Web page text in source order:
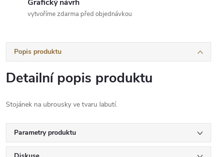
Grafický návrh
vytvoříme zdarma před objednávkou
Popis produktu
Detailní popis produktu
Stojánek na ubrousky ve tvaru labutí.
Parametry produktu